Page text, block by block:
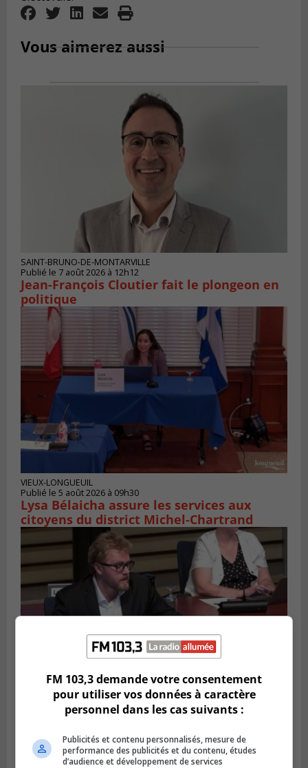
Vous aimerez aussi
SAINT-BRUNO-DE-MONTARVILLE
Publié le 7 août 2026 à 12h12
Jean-François Cloutier fait le plongeon en
politique
VIEUX-LONGUEUIL
Publié le 5 août 2026 à 09h30
Lysa Bélaicha assure les services aux
citoyens du district Michel‑Chartrand
LONGUEUIL
Publié le 4 août 2026 à 08h28
élection partielle
FM 103,3 demande votre consentement
pour utiliser vos données à caractère
personnel dans les cas suivants :
Publicités et contenu personnalisés, mesure de
performance des publicités et du contenu, études
d’audience et développement de services